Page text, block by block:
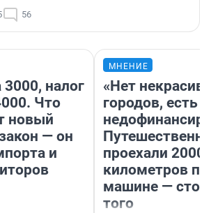
56
налог
Что
новый
— он
и
МНЕНИЕ
«Нет
городов, есть
проехали 2000
километров по
машине —
того